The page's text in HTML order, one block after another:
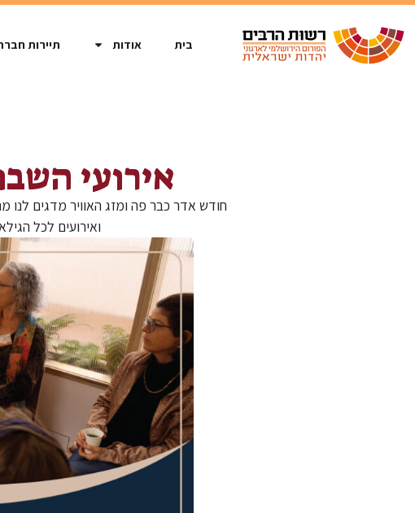
בית אודות תיירות
אירועי
חודש אדר כבר פה ומזג האוויר מדגים לנו
ואירועים לכל